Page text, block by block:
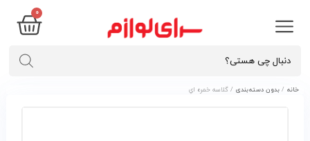
۰
خانه / بدون دسته‌بندی / گلاسه خمره اي